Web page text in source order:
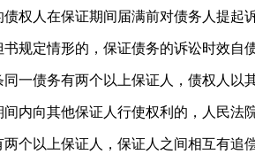
人在保证期间届满前对债务人提起
规定情形的，保证债务的诉讼时效自
债务有两个以上保证人，债权人以
内向其他保证人行使权利的，人民法
以上保证人，保证人之间相互有追